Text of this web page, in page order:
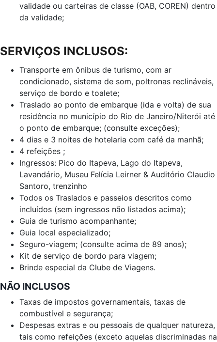
validade ou carteiras de classe (OAB, COREN) dentro
da validade;
SERVIÇOS INCLUSOS:
Transporte em ônibus de turismo, com ar
condicionado, sistema de som, poltronas reclináveis,
serviço de bordo e toalete;
Traslado ao ponto de embarque (ida e volta) de sua
residência no município do Rio de Janeiro/Niterói até
o ponto de embarque; (consulte exceções);
4 dias e 3 noites de hotelaria com café da manhã;
4 refeições ;
Ingressos: Pico do Itapeva, Lago do Itapeva,
Lavandário, Museu Felícia Leirner & Auditório Claudio
Santoro, trenzinho
Todos os Traslados e passeios descritos como
incluídos (sem ingressos não listados acima);
Guia de turismo acompanhante;
Guia local especializado;
Seguro-viagem; (consulte acima de 89 anos);
Kit de serviço de bordo para viagem;
Brinde especial da Clube de Viagens.
NÃO INCLUSOS
Taxas de impostos governamentais, taxas de
combustível e segurança;
Despesas extras e ou pessoais de qualquer natureza,
tais como refeições (exceto aquelas discriminadas na